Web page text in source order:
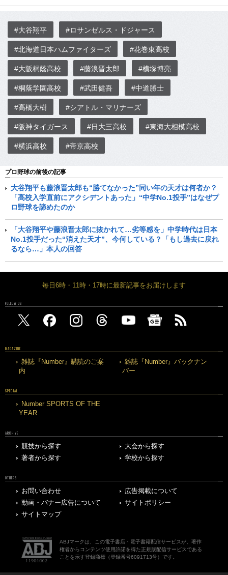
#大谷翔平 #ロサンゼルス・ドジャース
#北海道日本ハムファイターズ #花巻東高校
#大阪桐蔭高校 #藤浪晋太郎 #横塚博亮
#桐蔭学園高校 #武田健吾 #中道勝士
#高橋大樹 #シアトル・マリナーズ
#阪神タイガース #日大三高校 #東海大相模高校
#横浜高校 #帝京高校
プロ野球の前後の記事
大谷翔平も藤浪晋太郎も“勝てなかった”同い年の天才は何者か？
「高校入学直前にアクシデントあった」“中学No.1投手”はなぜプ
ロ野球を諦めたのか
「大谷翔平や藤浪晋太郎に抜かれて…劣等感を」中学時代は日本
No.1投手だった“消えた天才”、今何している？「もし過去に戻れ
るなら…」本人の回答
毎日6時・11時・17時に最新記事をお届けします
FOLLOW US
MAGAZINE
雑誌『Number』購読のご案
内
雑誌『Number』バックナン
バー
SPECIAL
Number SPORTS OF THE
YEAR
ARCHIVE
競技から探す
大会から探す
著者から探す
学校から探す
OTHERS
お問い合わせ
広告掲載について
動画・バナー広告について
サイトポリシー
サイトマップ
ABJマークは、この電子書店・電子書籍配信サービスが、著作
権者からコンテンツ使用許諾を得た正規版配信サービスである
ことを示す登録商標（登録番号6091713号）です。